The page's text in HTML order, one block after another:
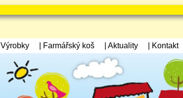
| Výrobky | Farmářský koš | Aktuality | Kontakt